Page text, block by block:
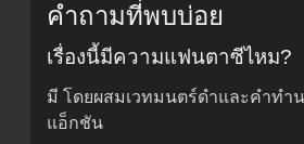
คำถามที่พบบ่อย
เรื่องนี้มีความแฟนตาซีไหม?
มี โดยผสมเวทมนตร์ดำและคำทำ
แอ็กชัน